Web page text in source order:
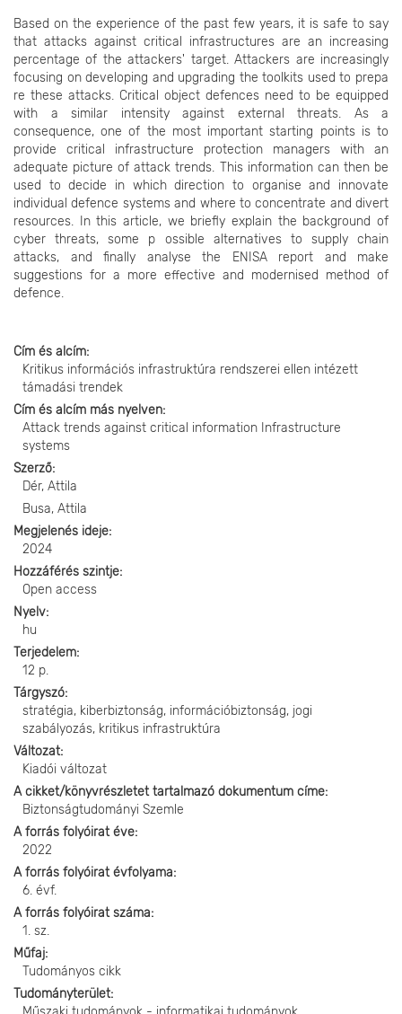
Based on the experience of the past few years, it is safe to say
that attacks against critical infrastructures are an increasing
percentage of the attackers' target. Attackers are increasingly
focusing on developing and upgrading the toolkits used to prepa
re these attacks. Critical object defences need to be equipped
with a similar intensity against external threats. As a
consequence, one of the most important starting points is to
provide critical infrastructure protection managers with an
adequate picture of attack trends. This information can then be
used to decide in which direction to organise and innovate
individual defence systems and where to concentrate and divert
resources. In this article, we briefly explain the background of
cyber threats, some p ossible alternatives to supply chain
attacks, and finally analyse the ENISA report and make
suggestions for a more effective and modernised method of
defence.
Cím és alcím
Kritikus információs infrastruktúra rendszerei ellen intézett
támadási trendek
Cím és alcím más nyelven
Attack trends against critical information Infrastructure
systems
Szerző
Dér, Attila
Busa, Attila
Megjelenés ideje
2024
Hozzáférés szintje
Open access
Nyelv
hu
Terjedelem
12 p.
Tárgyszó
stratégia, kiberbiztonság, információbiztonság, jogi
szabályozás, kritikus infrastruktúra
Változat
Kiadói változat
A cikket/könyvrészletet tartalmazó dokumentum címe
Biztonságtudományi Szemle
A forrás folyóirat éve
2022
A forrás folyóirat évfolyama
6. évf.
A forrás folyóirat száma
1. sz.
Műfaj
Tudományos cikk
Tudományterület